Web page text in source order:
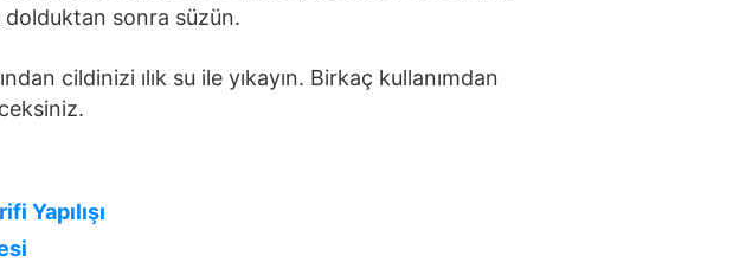
dolduktan sonra süzün.
cildinizi ılık su ile yıkayın. Birkaç kullanımdan
Yapılışı